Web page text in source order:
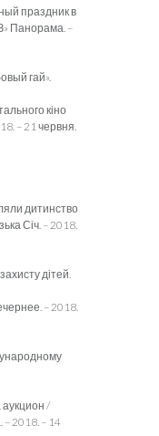
праздник в
Панорама. –
гай».
кіно
– 21 червня.
дитинство
Січ. – 2018.
дітей.
– 2018.
/
2018. – 14